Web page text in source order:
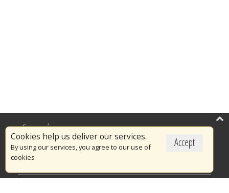
Accept
Cookies help us deliver our services.
By using our services, you agree to our use of
cookies
Επικαιρότητα
Το Πυροσβεστικό Σώμα